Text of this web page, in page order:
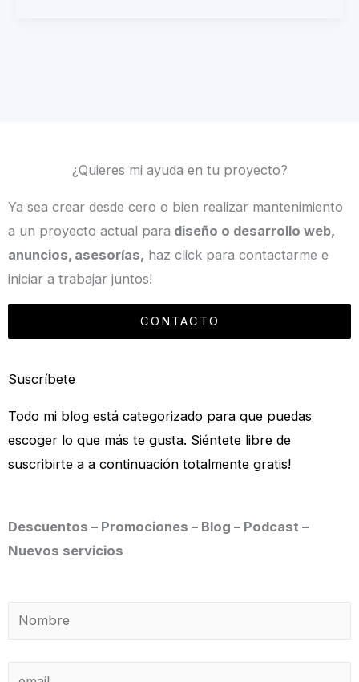
¿Quieres mi ayuda en tu proyecto?
Ya sea crear desde cero o bien realizar mantenimiento
a un proyecto actual para diseño o desarrollo web,
anuncios, asesorías, haz click para contactarme e
iniciar a trabajar juntos!
CONTACTO
Suscríbete
Todo mi blog está categorizado para que puedas
escoger lo que más te gusta. Siéntete libre de
suscribirte a a continuación totalmente gratis!
Descuentos – Promociones – Blog – Podcast –
Nuevos servicios